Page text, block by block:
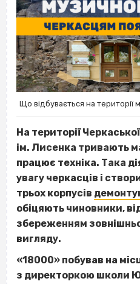
Що відбувається на
На території
ім. Лисенка тривають
працює техніка. Така
увагу черкасців і
трьох корпусів
обіцяють чиновники,
збереженням
вигляду.
«18000» побував на
з директоркою школи